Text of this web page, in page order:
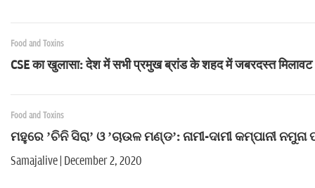
Food and Toxins
CSE का खुलासा: देश में सभी प्रमुख ब्रांड के शहद में जबरदस्त मिलावट
Food and Toxins
ମହୁରେ ’ଚିନି ସିରା’ ଓ ’ଚାଉଳ ମଣ୍ଡ’: ନାମୀ-ଦାମୀ କମ୍ପାନୀ
Samajalive | December 2, 2020